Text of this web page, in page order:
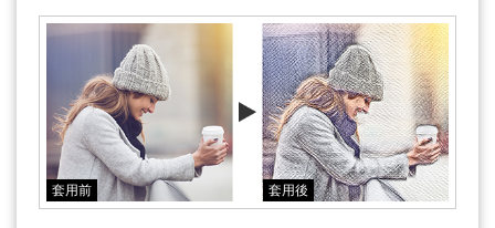
套用前 套用後